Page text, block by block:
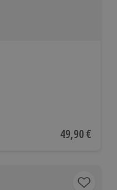
Aktueller
49,90 €